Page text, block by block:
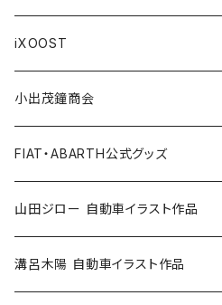
Others / その他
Belt / ベルト
Handkerchief / ハンカチ
Cap / キャップ
Others / その他
Accessories / アクセサリー
Bicycle accessories / 自転車関連
Pen / ペン
Illustration / イラスト
小出茂鐘商会
イラストスタンド
Doll / ドール
Auto parts / カーパーツ
Race/レース
Others / その他
Emblem/エンブレム
Goods／グッズ
Miniature Car／ミニカー
Wear／ウェア
Bag / バッグ
Tshirt / Tシャツ
Pouch / ポーチ
Steel badge / 缶バッジ
ABARTH CLUB MCRT
iXOOST
小出茂鐘商会
イラストスタンド
FIAT・ABARTH公式グッズ
Wallet / 財布
Bag / バッグ
山田ジロー 自動車イラスト作品
A3・A2サイズ
溝呂木陽 自動車イラスト作品